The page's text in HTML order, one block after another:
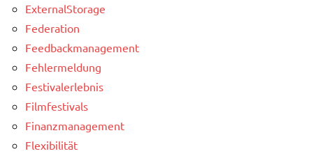
ExternalStorage
Federation
Feedbackmanagement
Fehlermeldung
Festivalerlebnis
Filmfestivals
Finanzmanagement
Flexibilität